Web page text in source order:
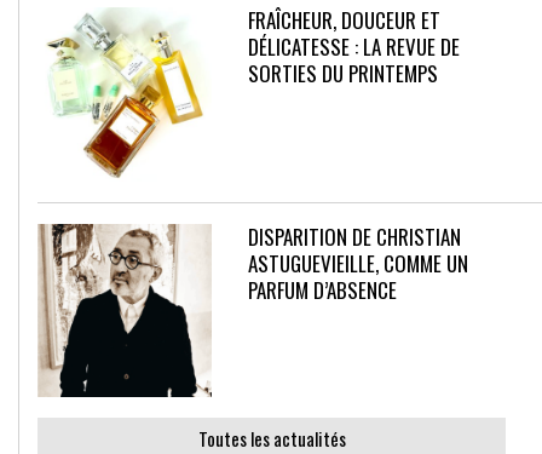
FRAÎCHEUR, DOUCEUR ET
DÉLICATESSE : LA REVUE DE
SORTIES DU PRINTEMPS
DISPARITION DE CHRISTIAN
ASTUGUEVIEILLE, COMME UN
PARFUM D’ABSENCE
Toutes les actualités